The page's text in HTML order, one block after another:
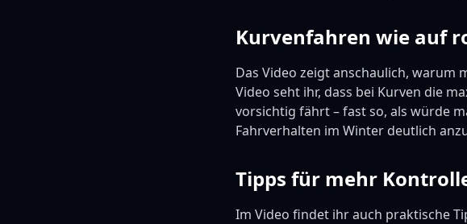
Kurvenfahren wie auf
Das Video zeigt anschaulich, warum
Video seht ihr, dass bei Kurven die
vorsichtig fährt – fast so, als würde
Fahrverhalten im Winter deutlich
Tipps für mehr
Im Video findet ihr auch praktische